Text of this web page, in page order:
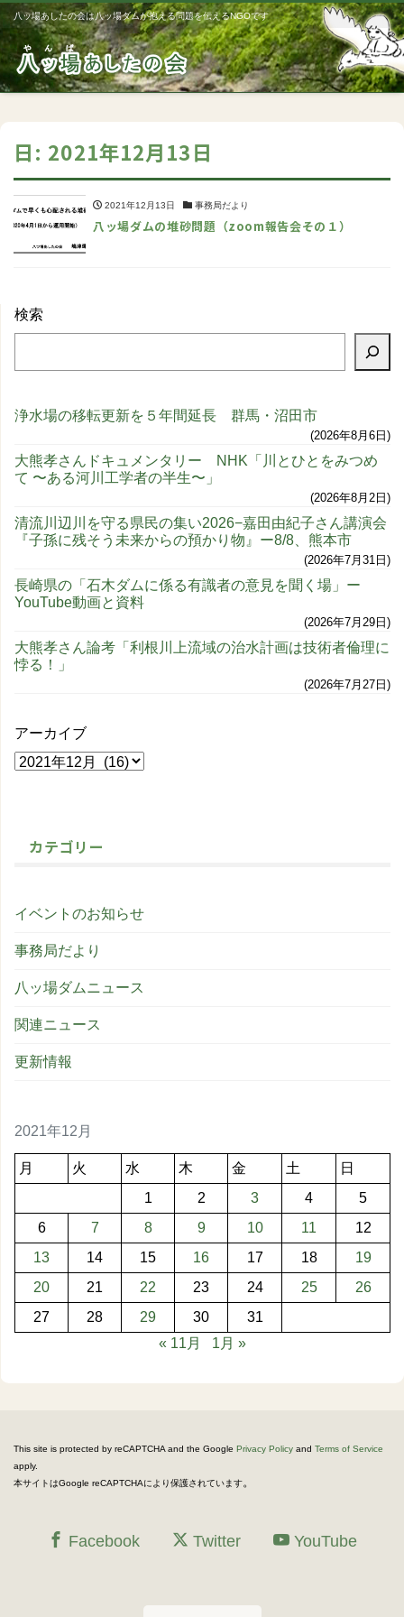
八ッ場あしたの会は八ッ場ダムが抱える問題を伝えるNGOです
日: 2021年12月13日
2021年12月13日 事務局だより
八ッ場ダムの堆砂問題（zoom報告会その１）
検索
浄水場の移転更新を５年間延長 群馬・沼田市
2026年8月6日
大熊孝さんドキュメンタリー NHK「川とひとをみつめ
て 〜ある河川工学者の半生〜」
2026年8月2日
清流川辺川を守る県民の集い2026−嘉田由紀子さん講演会
『子孫に残そう未来からの預かり物』ー8/8、熊本市
2026年7月31日
長崎県の「石木ダムに係る有識者の意見を聞く場」ー
YouTube動画と資料
2026年7月29日
大熊孝さん論考「利根川上流域の治水計画は技術者倫理に
悖る！」
2026年7月27日
アーカイブ
カテゴリー
イベントのお知らせ
事務局だより
八ッ場ダムニュース
関連ニュース
更新情報
2021年12月
月 火 水 木 金 土
日
1
2 3 4
5
6
7 8 9 10 11
12
13
14 15 16 17 18
19
20
21 22 23 24 25
26
27
28 29 30
31
« 11月
1月 »
This site is protected by reCAPTCHA and the Google Privacy Policy and Terms of Service
apply.
本サイトはGoogle reCAPTCHAにより保護されています。
Facebook Twitter YouTube